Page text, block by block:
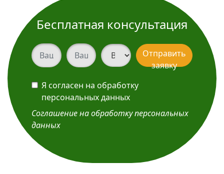
Бесплатная консультация
Ваш телефонВаш телефонВид услугиОтправить
заявку
Я согласен на обработку
персональных данных
Соглашение на обработку персональных
данных